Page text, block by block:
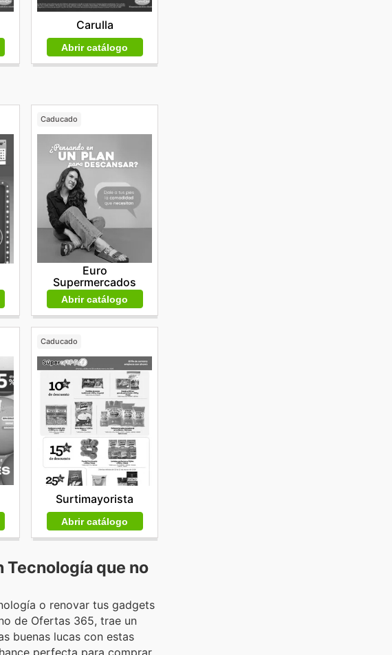
Carulla
Abrir catálogo
Caducado
Euro
Supermercados
Abrir catálogo
Caducado
Surtimayorista
Abrir catálogo
Tecnología que no
o renovar tus gadgets
de Ofertas 365, trae un
buenas lucas con estas